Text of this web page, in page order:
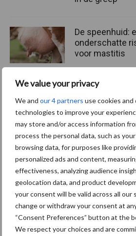
We value your privacy
We and our 4 partners use cookies
technologies to improve your
may store and/or access information
process the personal data, such as
browsing data, for purposes like
personalized ads and content,
effectiveness, analyzing audience
geolocation data, and product
your consent will be valid across all our
change or withdraw your consent at
“Consent Preferences” button at the
We respect your choices and are
De speenhuid:
onderschatte
voor mastitis
ForFarmers
marktaandeel
krimpende
markt
Themapagina's
Diergezondheid